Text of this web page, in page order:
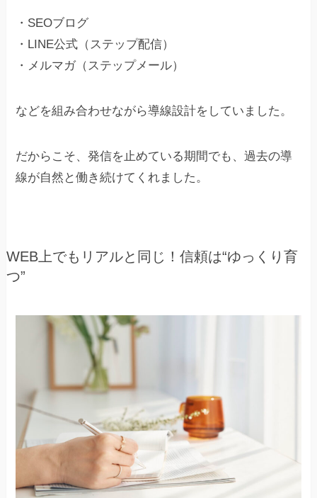
・SEOブログ
・LINE公式（ステップ配信）
・メルマガ（ステップメール）
などを組み合わせながら導線設計をしていました。
だからこそ、発信を止めている期間でも、過去の導
線が自然と働き続けてくれました。
WEB上でもリアルと同じ！信頼は“ゆっくり育
つ”